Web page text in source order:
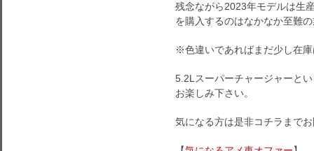
残念ながら2023年モデルは生
を購入するのはなかなか至難
※色違いであればまだ少し在
5.2Lスーパーチャージャーと
お楽しみ下さい。
気になる方は是非コチラまで